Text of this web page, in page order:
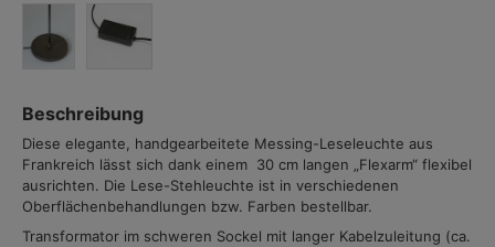
Beschreibung
Diese elegante, handgearbeitete Messing-Leseleuchte aus
Frankreich lässt sich dank einem 30 cm langen „Flexarm“ flexibel
ausrichten. Die Lese-Stehleuchte ist in verschiedenen
Oberflächenbehandlungen bzw. Farben bestellbar.
Transformator im schweren Sockel mit langer Kabelzuleitung (ca.